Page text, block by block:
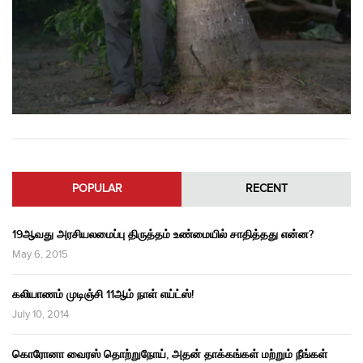
POPULAR RECENT
19ஆவது அரசியலமைப்பு திருத்தம் உண்மையில் சாதித்தது என்ன?
May 6, 2015
கலியாணம் முடிஞ்சி 11ஆம் நாள் எய்ட்ஸ்!
July 10, 2014
கொரோனா வைரஸ் தொற்றுநோய், அதன் தாக்கங்கள் மற்றும் நீங்கள்